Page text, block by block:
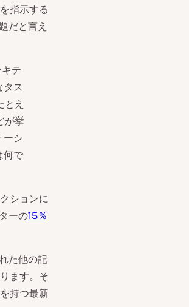
指示する
だと言え
テ
タス
え
が挙
ーシ
何で
ションに
ーの15％
た他の記
ます。そ
持つ最新